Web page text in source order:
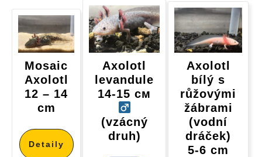
Mosaic
Axolotl
12 – 14
cm
Detaily
Axolotl
levandule
14-15 см
(vzácný
druh)
Axolotl
bílý s
růžovými
žábrami
(vodní
dráček)
5-6 cm